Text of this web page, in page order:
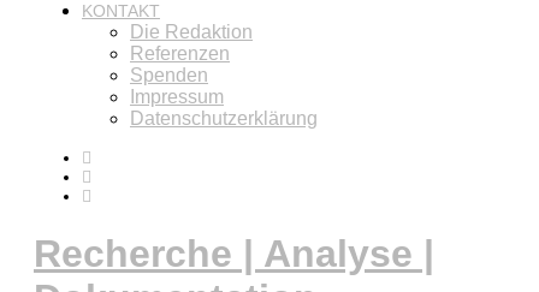
KONTAKT
Die Redaktion
Referenzen
Spenden
Impressum
Datenschutzerklärung
Recherche | Analyse |